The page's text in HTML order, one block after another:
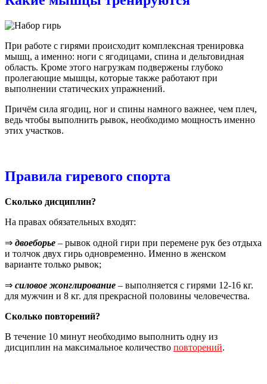
При работе с гирями происходит комплексная тренировка
мышц, а именно: ноги с ягодицами, спина и дельтовидная
область. Кроме этого нагрузкам подвержены глубоко
пролегающие мышцы, которые также работают при
выполнении статических упражнений.
Причём сила ягодиц, ног и спины намного важнее, чем плеч,
ведь чтобы выполнить рывок, необходимо мощность именно
этих участков.
Правила гиревого спорта
Сколько дисциплин?
На правах обязательных входят:
⇒ двоеборье – рывок одной гири при перемене рук без отдыха
и толчок двух гирь одновременно. Именно в женском
варианте только рывок;
⇒ силовое жонглирование – выполняется с гирями 12-16 кг.
для мужчин и 8 кг. для прекрасной половины человечества.
Сколько повторений?
В течение 10 минут необходимо выполнить одну из
дисциплин на максимальное количество повторений.